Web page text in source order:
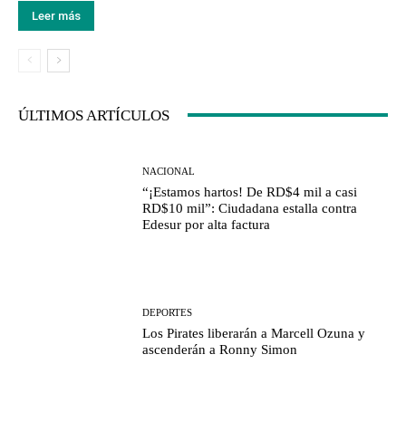
Leer más
ÚLTIMOS ARTÍCULOS
NACIONAL
“¡Estamos hartos! De RD$4 mil a casi
RD$10 mil”: Ciudadana estalla contra
Edesur por alta factura
DEPORTES
Los Pirates liberarán a Marcell Ozuna y
ascenderán a Ronny Simon